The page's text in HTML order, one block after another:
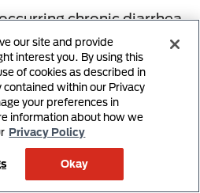
chronic diarrhea
16S rRNA gene 454-
before and after
Journal of
Internal Medicine, 28
10.1111/jvim.12261
our site and provide
interest you. By using this
of cookies as described in
within our Privacy
your preferences in
information about how we
Privacy Policy
Okay